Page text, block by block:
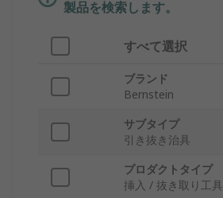
製品を検索します。
すべて選択
ブランド
Bernstein
サブタイプ
引き抜き治具
プロダクトタイプ
挿入 / 抜き取り工具